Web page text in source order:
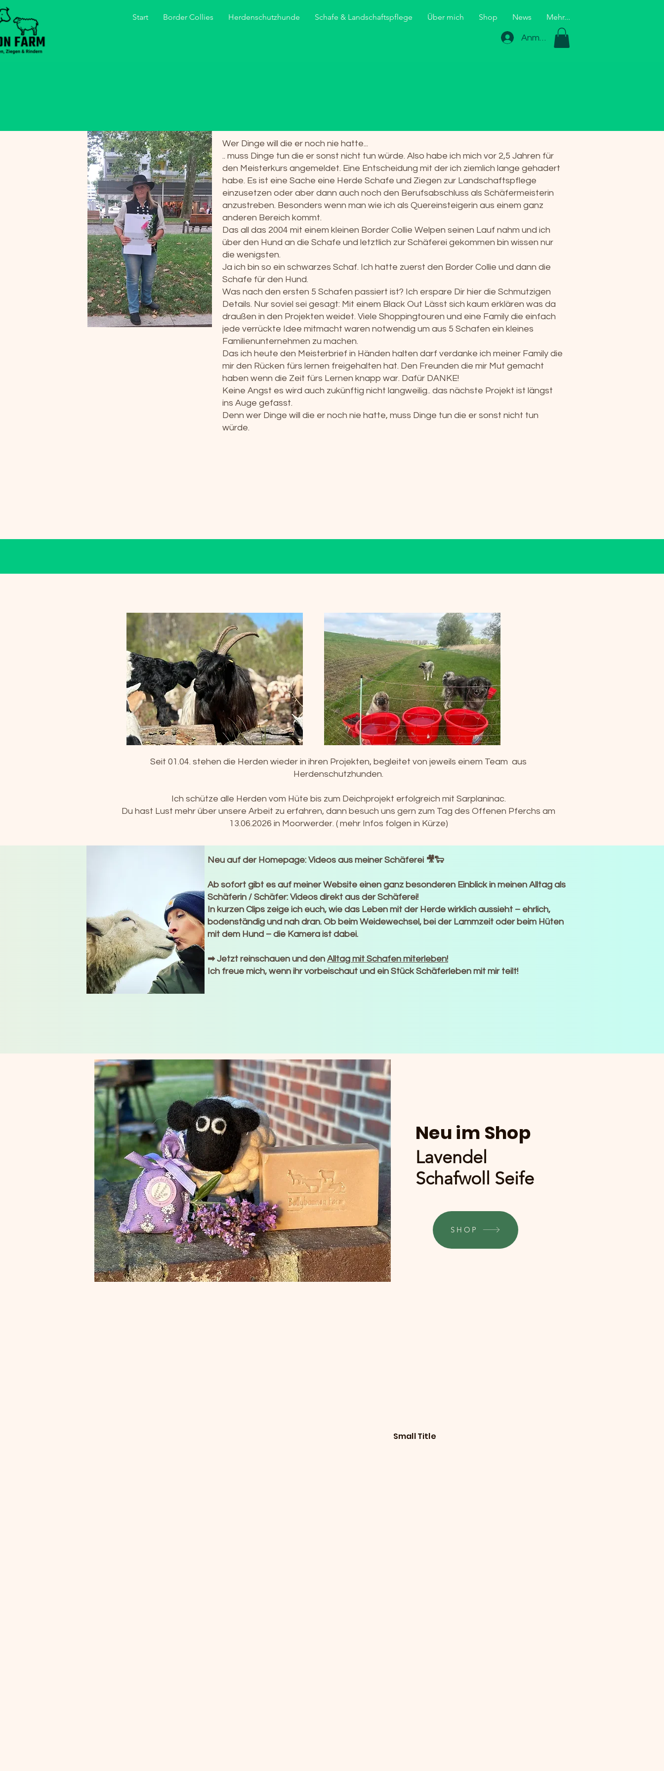
Start Border Collies Herdenschutzhunde Schafe & Landschaftspflege Über mich Shop News Mehr...
Anmelden
Wer Dinge will die er noch nie hatte...
.. muss Dinge tun die er sonst nicht tun würde. Also habe ich mich vor 2,5 Jahren für
den Meisterkurs angemeldet. Eine Entscheidung mit der ich ziemlich lange gehadert
habe. Es ist eine Sache eine Herde Schafe und Ziegen zur Landschaftspflege
einzusetzen oder aber dann auch noch den Berufsabschluss als Schäfermeisterin
anzustreben. Besonders wenn man wie ich als Quereinsteigerin aus einem ganz
anderen Bereich kommt.
Das all das 2004 mit einem kleinen Border Collie Welpen seinen Lauf nahm und ich
über den Hund an die Schafe und letztlich zur Schäferei gekommen bin wissen nur
die wenigsten.
Ja ich bin so ein schwarzes Schaf. Ich hatte zuerst den Border Collie und dann die
Schafe für den Hund.
Was nach den ersten 5 Schafen passiert ist? Ich erspare Dir hier die Schmutzigen
Details. Nur soviel sei gesagt: Mit einem Black Out Lässt sich kaum erklären was da
draußen in den Projekten weidet. Viele Shoppingtouren und eine Family die einfach
jede verrückte Idee mitmacht waren notwendig um aus 5 Schafen ein kleines
Familienunternehmen zu machen.
Das ich heute den Meisterbrief in Händen halten darf verdanke ich meiner Family die
mir den Rücken fürs lernen freigehalten hat. Den Freunden die mir Mut gemacht
haben wenn die Zeit fürs Lernen knapp war. Dafür DANKE!
Keine Angst es wird auch zukünftig nicht langweilig.. das nächste Projekt ist längst
ins Auge gefasst.
Denn wer Dinge will die er noch nie hatte, muss Dinge tun die er sonst nicht tun
würde.
Seit 01.04. stehen die Herden wieder in ihren Projekten, begleitet von jeweils einem Team aus
Herdenschutzhunden.
Ich schütze alle Herden vom Hüte bis zum Deichprojekt erfolgreich mit Sarplaninac.
Du hast Lust mehr über unsere Arbeit zu erfahren, dann besuch uns gern zum Tag des Offenen Pferchs am
13.06.2026 in Moorwerder. ( mehr Infos folgen in Kürze)
Neu auf der Homepage: Videos aus meiner Schäferei 🎥🐑
Ab sofort gibt es auf meiner Website einen ganz besonderen Einblick in meinen Alltag als
Schäferin / Schäfer: Videos direkt aus der Schäferei!
In kurzen Clips zeige ich euch, wie das Leben mit der Herde wirklich aussieht – ehrlich,
bodenständig und nah dran. Ob beim Weidewechsel, bei der Lammzeit oder beim Hüten
mit dem Hund – die Kamera ist dabei.
➡ Jetzt reinschauen und den Alltag mit Schafen miterleben!
Ich freue mich, wenn ihr vorbeischaut und ein Stück Schäferleben mit mir teilt!
Neu im Shop
Lavendel
Schafwoll Seife
SHOP
Small Title